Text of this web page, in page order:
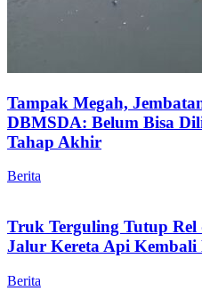
Tampak Megah,
DBMSDA: Belum Bisa
Tahap Akhir
Berita
Truk Terguling Tutup
Jalur Kereta Api Kembali
Berita